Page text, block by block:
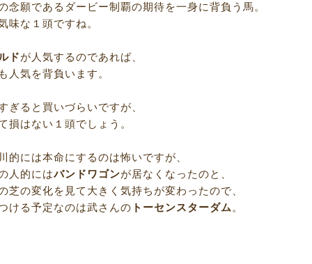
念願であるダービー制覇の期待を一身に背負う馬。
味な１頭ですね。
ドが人気するのであれば、
人気を背負います。
ぎると買いづらいですが、
損はない１頭でしょう。
的には本命にするのは怖いですが、
人的にはバンドワゴンが居なくなったのと、
芝の変化を見て大きく気持ちが変わったので、
ける予定なのは武さんの トーセンスターダム。